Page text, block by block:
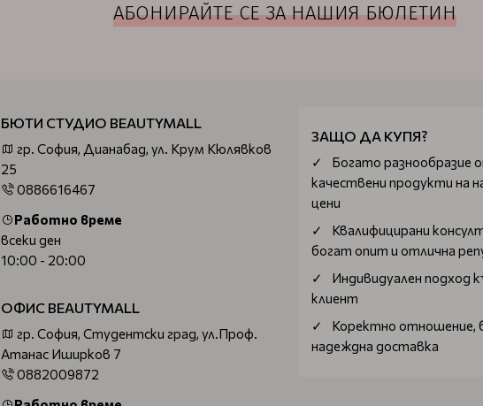
АБОНИРАЙТЕ СЕ ЗА НАШИЯ БЮЛЕТИН
БЮТИ СТУДИО BEAUTYMALL
гр. София, Дианабад, ул. Крум Кюлявков
25
0886616467
Работно време
всеки ден
10:00 - 20:00
ОФИС BEAUTYMALL
гр. София, Студентски град, ул.Проф.
Атанас Иширков 7
0882009872
ЗАЩО ДА КУПЯ?
Богатo разнообразие
качествени продукти на
цени
Квалифицирани
богат опит и отлична
Индивидуален подход
клиент
Коректно отношение,
надеждна доставка